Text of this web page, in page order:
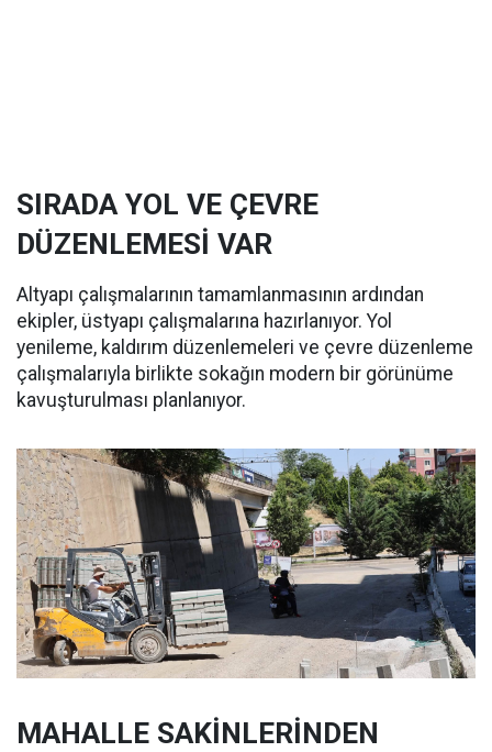
SIRADA YOL VE ÇEVRE
DÜZENLEMESİ VAR
Altyapı çalışmalarının tamamlanmasının ardından
ekipler, üstyapı çalışmalarına hazırlanıyor. Yol
yenileme, kaldırım düzenlemeleri ve çevre düzenleme
çalışmalarıyla birlikte sokağın modern bir görünüme
kavuşturulması planlanıyor.
MAHALLE SAKİNLERİNDEN